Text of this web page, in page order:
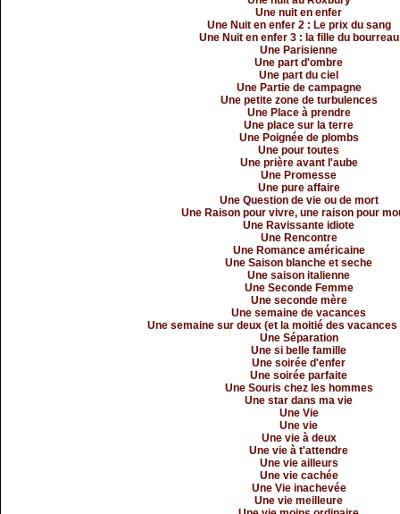
Une nuit en enfer
Une Nuit en enfer 2 : Le prix du sang
Une Nuit en enfer 3 : la fille du bourreau
Une Parisienne
Une part d'ombre
Une part du ciel
Une Partie de campagne
Une petite zone de turbulences
Une Place à prendre
Une place sur la terre
Une Poignée de plombs
Une pour toutes
Une prière avant l'aube
Une Promesse
Une pure affaire
Une Question de vie ou de mort
Une Raison pour vivre, une raison pour
Une Ravissante idiote
Une Rencontre
Une Romance américaine
Une Saison blanche et seche
Une saison italienne
Une Seconde Femme
Une seconde mère
Une semaine de vacances
Une semaine sur deux (et la moitié des
Une Séparation
Une si belle famille
Une soirée d'enfer
Une soirée parfaite
Une Souris chez les hommes
Une star dans ma vie
Une Vie
Une vie
Une vie à deux
Une vie à t'attendre
Une vie ailleurs
Une vie cachée
Une Vie inachevée
Une vie meilleure